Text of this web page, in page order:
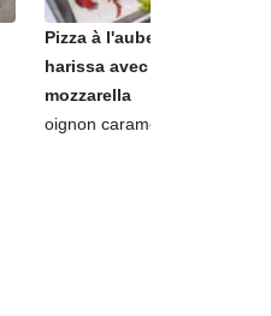
Pizza à l'aubergine laquée
harissa avec chou frisé &
mozzarella
oignon caramélisé et ras el